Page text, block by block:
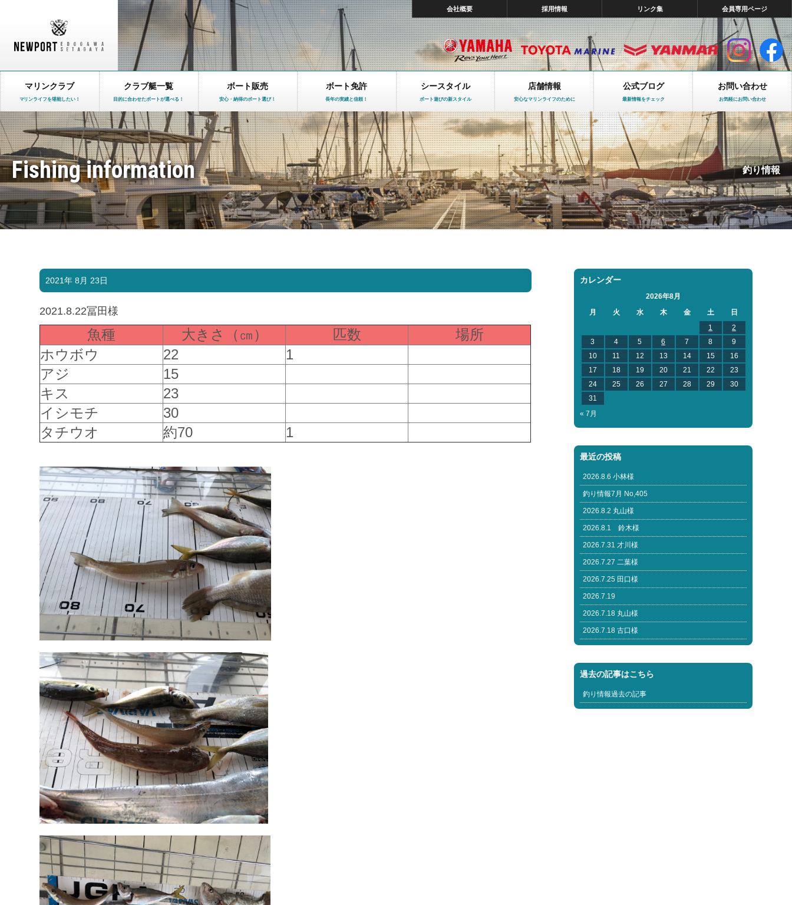
会社概要 採用情報 リンク集 会員専用ページ
マリンクラブ
マリンライフを堪能したい！
クラブ艇一覧
目的に合わせたボートが選べる！
ボート販売
安心・納得のボート選び！
ボート免許
長年の実績と信頼！
シースタイル
ボート遊びの新スタイル
店舗情報
安心なマリンライフのために
公式ブログ
最新情報をチェック
お問い合わせ
お気軽にお問い合わせ
Fishing information 釣り情報
2021年 8月 23日
2021.8.22冨田様
魚種 大きさ（㎝） 匹数
場所
ホウボウ
22
1
アジ
15
キス
23
イシモチ
30
タチウオ
約70 1
カレンダー
2026年8月
月
火 水 木 金 土
日
1
2
3
4 5 6 7 8
9
10
11 12 13 14 15
16
17
18 19 20 21 22
23
24
25 26 27 28 29
30
31
« 7月
最近の投稿
2026.8.6 小林様
釣り情報7月 No,405
2026.8.2 丸山様
2026.8.1 鈴木様
2026.7.31 才川様
2026.7.27 二葉様
2026.7.25 田口様
2026.7.19
2026.7.18 丸山様
2026.7.18 古口様
過去の記事はこちら
釣り情報過去の記事